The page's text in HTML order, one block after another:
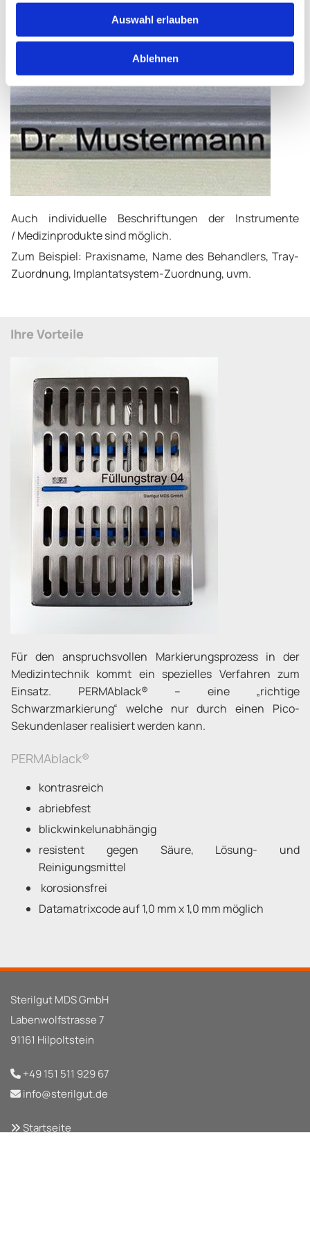
Auswahl erlauben
Ablehnen
Auch individuelle Beschriftungen der Instrumente
/ Medizinprodukte sind möglich.
Zum Beispiel: Praxisname, Name des Behandlers, Tray-
Zuordnung, Implantatsystem-Zuordnung, uvm.
Ihre Vorteile
Für den anspruchsvollen Markierungsprozess in der
Medizintechnik kommt ein spezielles Verfahren zum
Einsatz. PERMAblack® – eine „richtige
Schwarzmarkierung“ welche nur durch einen Pico-
Sekundenlaser realisiert werden kann.
PERMAblack®
kontrasreich
abriebfest
blickwinkelunabhängig
resistent gegen Säure, Lösung- und
Reinigungsmittel
korosionsfrei
Datamatrixcode auf 1,0 mm x 1,0 mm möglich
Sterilgut MDS GmbH
Labenwolfstrasse 7
91161 Hilpoltstein
 +49 151 511 929 67
 info@sterilgut.de
 Startseite